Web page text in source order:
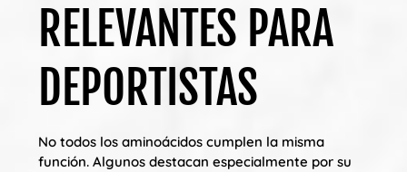
RELEVANTES PARA
DEPORTISTAS
No todos los aminoácidos cumplen la misma
función. Algunos destacan especialmente por su